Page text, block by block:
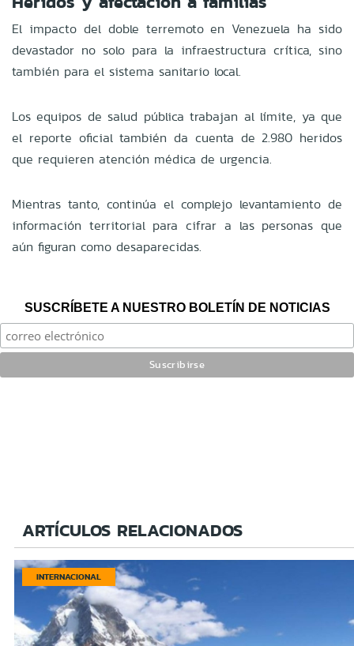
El impacto del doble terremoto en Venezuela ha sido
devastador no solo para la infraestructura crítica, sino
también para el sistema sanitario local.
Los equipos de salud pública trabajan al límite, ya que
el reporte oficial también da cuenta de 2.980 heridos
que requieren atención médica de urgencia.
Mientras tanto, continúa el complejo levantamiento de
información territorial para cifrar a las personas que
aún figuran como desaparecidas.
SUSCRÍBETE A NUESTRO BOLETÍN DE NOTICIAS
ARTÍCULOS RELACIONADOS
INTERNACIONAL